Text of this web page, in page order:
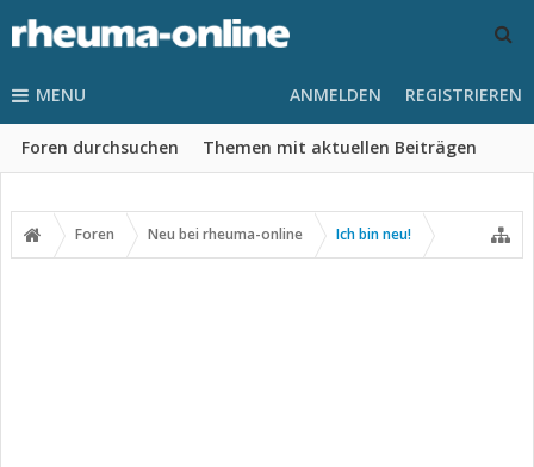
MENU
Foren durchsuchen Themen mit aktuellen Beiträgen
ANMELDEN REGISTRIEREN
Foren Neu bei rheuma-online Ich bin neu!